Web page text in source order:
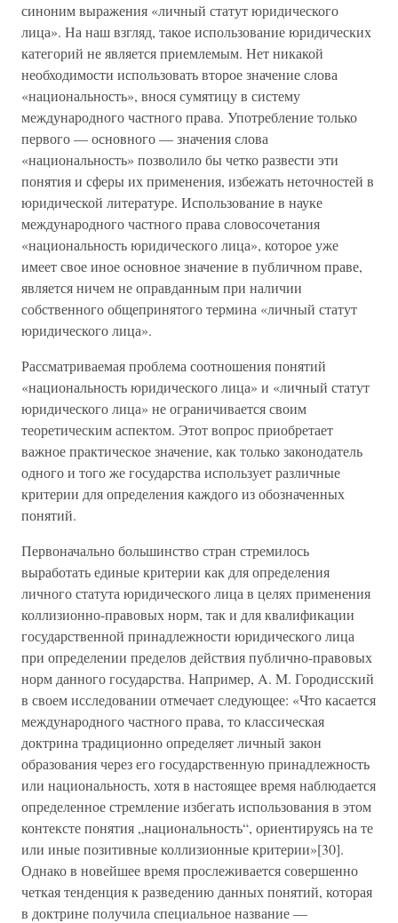
синоним выражения «личный статут юридического
лица». На наш взгляд, такое использование юридических
категорий не является приемлемым. Нет никакой
необходимости использовать второе значение слова
«национальность», внося сумятицу в систему
международного частного права. Употребление только
первого — основного — значения слова
«национальность» позволило бы четко развести эти
понятия и сферы их применения, избежать неточностей в
юридической литературе. Использование в науке
международного частного права словосочетания
«национальность юридического лица», которое уже
имеет свое иное основное значение в публичном праве,
является ничем не оправданным при наличии
собственного общепринятого термина «личный статут
юридического лица».
Рассматриваемая проблема соотношения понятий
«национальность юридического лица» и «личный статут
юридического лица» не ограничивается своим
теоретическим аспектом. Этот вопрос приобретает
важное практическое значение, как только законодатель
одного и того же государства использует различные
критерии для определения каждого из обозначенных
понятий.
Первоначально большинство стран стремилось
выработать единые критерии как для определения
личного статута юридического лица в целях применения
коллизионно-правовых норм, так и для квалификации
государственной принадлежности юридического лица
при определении пределов действия публично-правовых
норм данного государства. Например, A. M. Городисский
в своем исследовании отмечает следующее: «Что касается
международного частного права, то классическая
доктрина традиционно определяет личный закон
образования через его государственную принадлежность
или национальность, хотя в настоящее время наблюдается
определенное стремление избегать использования в этом
контексте понятия „национальность“, ориентируясь на те
или иные позитивные коллизионные критерии»[30].
Однако в новейшее время прослеживается совершенно
четкая тенденция к разведению данных понятий, которая
в доктрине получила специальное название —